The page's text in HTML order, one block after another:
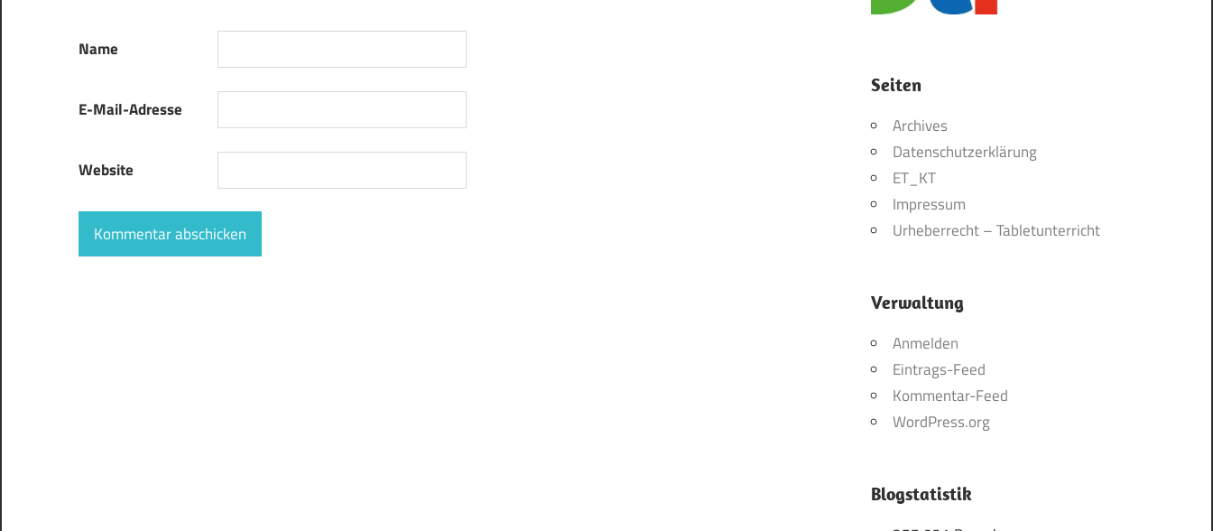
Name
E-Mail-Adresse
Website
Seiten
Archives
Datenschutzerklärung
ET_KT
Impressum
Urheberrecht – Tabletunterricht
Verwaltung
Anmelden
Eintrags-Feed
Kommentar-Feed
WordPress.org
Blogstatistik